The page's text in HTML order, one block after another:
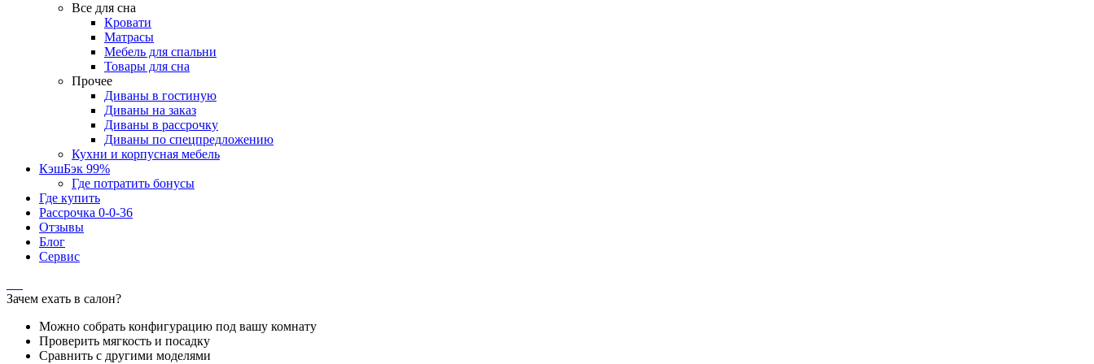
Все для сна
Кровати
Матрасы
Мебель для спальни
Товары для сна
Прочее
Диваны в гостиную
Диваны на заказ
Диваны в рассрочку
Диваны по спецпредложению
Кухни и корпусная мебель
КэшБэк 99%
Где потратить бонусы
Где купить
Рассрочка 0-0-36
Отзывы
Блог
Сервис
Зачем ехать в салон?
Можно собрать конфигурацию под вашу комнату
Проверить мягкость и посадку
Сравнить с другими моделями